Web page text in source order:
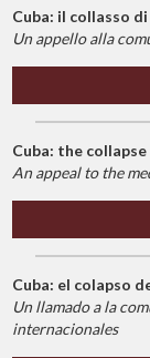
Cuba: il collasso
Un appello alla
Cuba: the
An appeal to the
Cuba: el colapso
Un llamado a la
internacionales